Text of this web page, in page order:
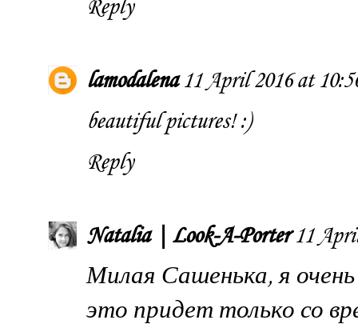
lamodalena 11 April 2016 at
beautiful pictures! :)
Reply
Natalia | Look-A-Porter 11
Милая Сашенька, я
это придет только со